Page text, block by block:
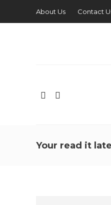
About Us Contact
Your read it